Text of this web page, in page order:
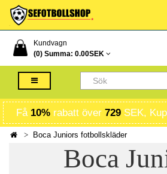
Kundvagn
(0) Summa: 0.00SEK
Få 10% rabatt över 729 SEK,
Boca Juniors fotbollskläder
Boca